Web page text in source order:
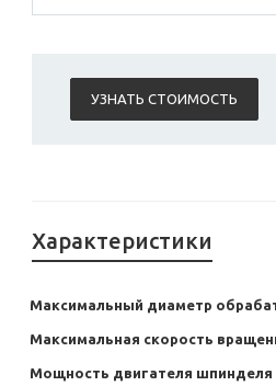
УЗНАТЬ СТОИМОСТЬ
Характеристики
Максимальный диаметр
Максимальная скорость
Мощность двигателя шпинделя